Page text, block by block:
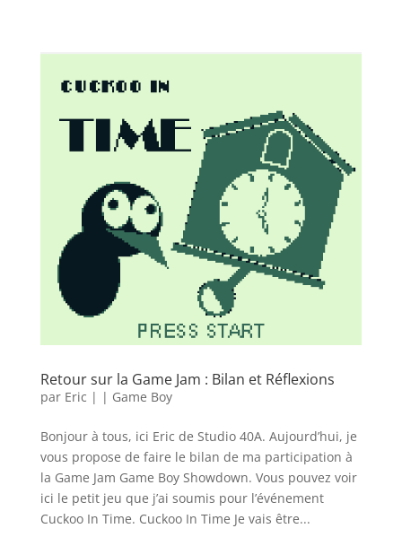
Retour sur la Game Jam : Bilan et Réflexions
par Eric | | Game Boy
Bonjour à tous, ici Eric de Studio 40A. Aujourd’hui, je
vous propose de faire le bilan de ma participation à
la Game Jam Game Boy Showdown. Vous pouvez voir
ici le petit jeu que j’ai soumis pour l’événement
Cuckoo In Time. Cuckoo In Time Je vais être...